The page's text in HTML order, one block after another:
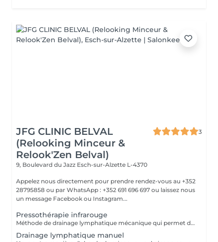
JFG CLINIC BELVAL
(Relooking Minceur &
Relook'Zen Belval)
3
9, Boulevard du Jazz Esch-sur-Alzette L-4370
Appelez nous directement pour prendre rendez-vous au +352
28795858 ou par WhatsApp : +352 691 696 697 ou laissez nous
un message Facebook ou Instagram...
Pressothérapie infrarouge
Méthode de drainage lymphatique mécanique qui permet d'éliminer les graisses et les toxines accumulées grâce aux soins de déstockage, ainsi que d'éliminer la rétention d'eau liée à l'alimentation ou aux pathologies afférentes.
Drainage lymphatique manuel